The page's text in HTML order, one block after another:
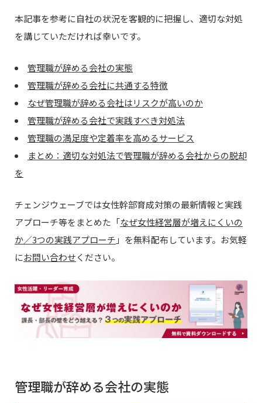
本記事を参考に自社の状況を客観的に把握し、適切な対処
を講じていただければ幸いです。
管理職が辞める会社の実態
管理職が辞める会社に共通する特徴
なぜ管理職が辞める会社はリスクが高いのか
管理職が辞める会社で実践すべき対処法
管理職の満足度や定着率を高めるサービス
まとめ：適切な対処法で管理職が辞める会社からの脱却
を
チェンジウェーブでは女性幹部育成対策の最新情報と実践
アプローチ等をまとめた「なぜ女性経営層が増えにくいの
か／3つの実践アプローチ 」を無料配布しています。お気軽
にお問い合わせください。
管理職が辞める会社の実態